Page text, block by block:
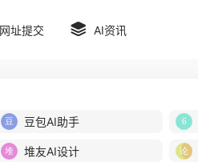
网址提交 AI资讯
豆包AI助手
堆友AI设计